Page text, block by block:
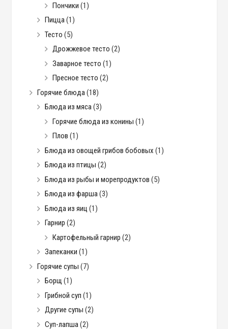
Пончики (1)
Пицца(1)
Тесто (5)
Дрожжевое тесто (2)
Заварное тесто (1)
Пресное тесто (2)
Горячие блюда(18)
Блюда из мяса(3)
Горячие блюда из конины (1)
Плов (1)
Блюда из овощей грибов бобовых (1)
Блюда из птицы (2)
Блюда из рыбы и морепродуктов (5)
Блюда из фарша(3)
Блюда из яиц (1)
Гарнир (2)
Картофельный гарнир (2)
Запеканки (1)
Горячие супы (7)
Борщ (1)
Грибной суп (1)
Другие супы (2)
Суп-лапша(2)